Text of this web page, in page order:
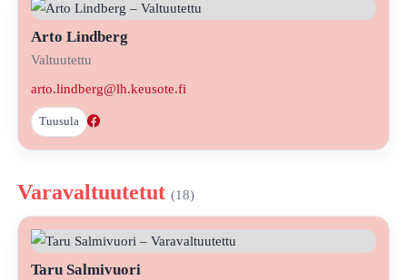
Arto Lindberg
Valtuutettu
arto.lindberg@lh.keusote.fi
Tuusula
Varavaltuutetut (18)
Taru Salmivuori